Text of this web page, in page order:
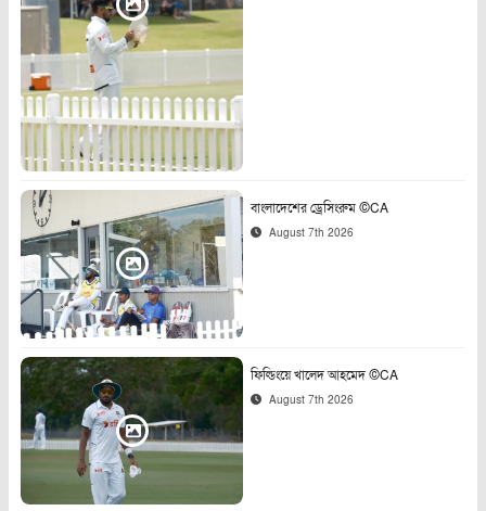
বাংলাদেশের ড্রেসিংরুম ©CA
August 7th 2026
ফিল্ডিংয়ে খালেদ আহমেদ ©CA
August 7th 2026